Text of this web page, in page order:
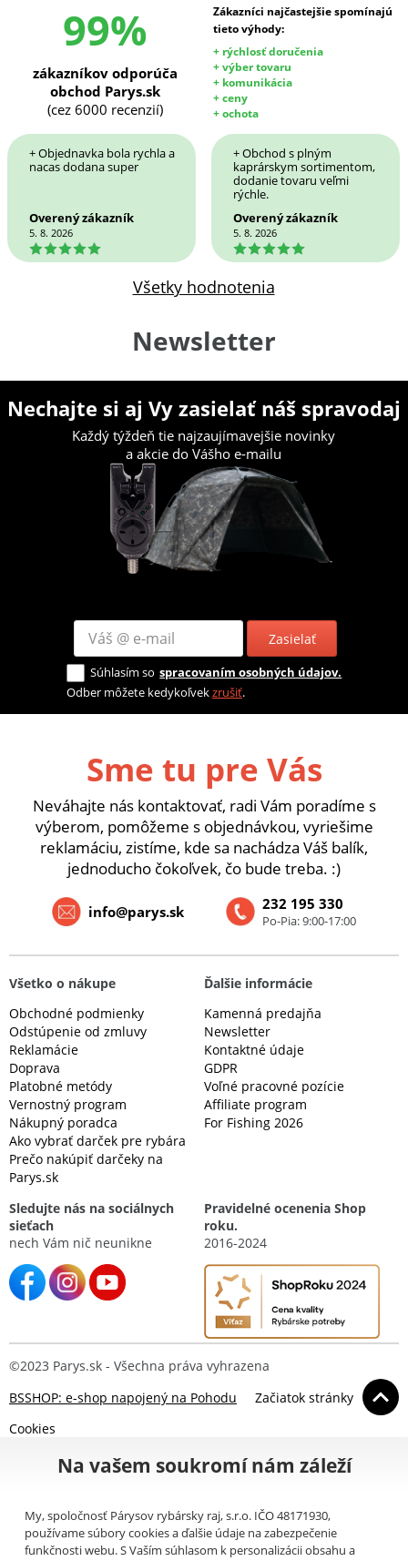
99%
Zákazníci najčastejšie spomínajú
tieto výhody:
+ rýchlosť doručenia
+ výber tovaru
+ komunikácia
+ ceny
+ ochota
zákazníkov odporúča
obchod Parys.sk
(cez 6000 recenzií)
+ Objednavka bola rychla a
nacas dodana super
Overený zákazník
5. 8. 2026
5
+ Obchod s plným
kaprárskym sortimentom,
dodanie tovaru veľmi
rýchle.
Overený zákazník
5. 8. 2026
5
Všetky hodnotenia
Newsletter
Nechajte si aj Vy zasielať náš spravodaj
Každý týždeň tie najzaujímavejšie novinky
a akcie do Vášho e-mailu
Zasielať
Súhlasím so spracovaním osobných údajov.
Odber môžete kedykoľvekzrušiť.
Sme tu pre Vás
Neváhajte nás kontaktovať, radi Vám poradíme s
výberom, pomôžeme s objednávkou, vyriešime
reklamáciu, zistíme, kde sa nachádza Váš balík,
jednoducho čokoľvek, čo bude treba. :)
232 195 330
Po-Pia: 9:00-17:00
info@parys.sk
Všetko o nákupe
Obchodné podmienky
Odstúpenie od zmluvy
Reklamácie
Doprava
Platobné metódy
Vernostný program
Nákupný poradca
Ako vybrať darček pre rybára
Prečo nakúpiť darčeky na
Parys.sk
Ďalšie informácie
Kamenná predajňa
Newsletter
Kontaktné údaje
GDPR
Voľné pracovné pozície
Affiliate program
For Fishing 2026
Sledujte nás na sociálnych
sieťach
nech Vám nič neunikne
Pravidelné ocenenia Shop
roku.
2016-2024
©2023 Parys.sk - Všechna práva vyhrazena
BSSHOP: e-shop napojený na Pohodu
Začiatok stránky
Cookies
Na vašem soukromí nám záleží
My, spoločnosť Párysov rybársky raj, s.r.o. IČO 48171930,
používame súbory cookies a ďalšie údaje na zabezpečenie
funkčnosti webu. S Vaším súhlasom k personalizácii obsahu a